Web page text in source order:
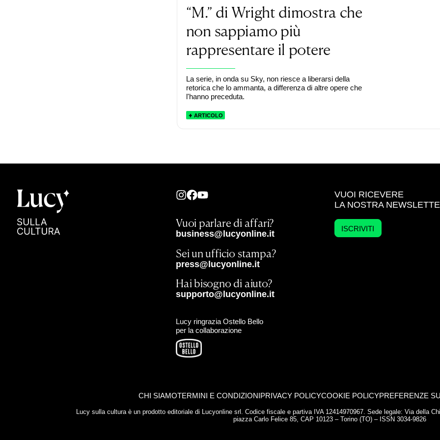
“M.” di Wright dimostra che
non sappiamo più
rappresentare il potere
La serie, in onda su Sky, non riesce a liberarsi della
retorica che lo ammanta, a differenza di altre opere che
l'hanno preceduta.
ARTICOLO
Vuoi parlare di affari?
business@lucyonline.it
Sei un ufficio stampa?
press@lucyonline.it
Hai bisogno di aiuto?
supporto@lucyonline.it
Lucy ringrazia Ostello Bello
per la collaborazione
VUOI RICEVERE
LA NOSTRA
ISCRIVITI
CHI SIAMOTERMINI E CONDIZIONIPRIVACY POLICYCOOKIE POLICYPREFERENZE
Lucy sulla cultura è un prodotto editoriale di Lucyonline srl. Codice fiscale e partiva IVA 12414970967. Sede legale: Via della
piazza Carlo Felice 85, CAP 10123 – Torino (TO) – ISSN 3034-9826